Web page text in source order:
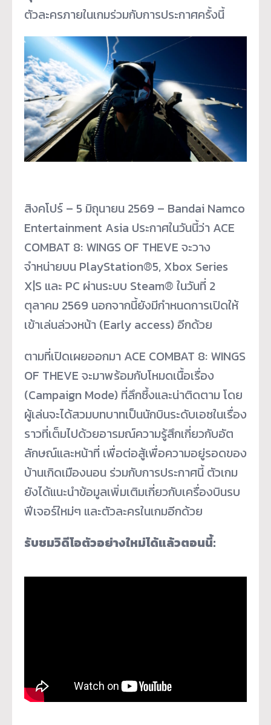
ตัวละครภายในเกมร่วมกับการประกาศครั้งนี้
สิงคโปร์ – 5 มิถุนายน 2569 – Bandai Namco
Entertainment Asia ประกาศในวันนี้ว่า ACE
COMBAT 8: WINGS OF THEVE จะวาง
จำหน่ายบน PlayStation®5, Xbox Series
X|S และ PC ผ่านระบบ Steam® ในวันที่ 2
ตุลาคม 2569 นอกจากนี้ยังมีกำหนดการเปิดให้
เข้าเล่นล่วงหน้า (Early access) อีกด้วย
ตามที่เปิดเผยออกมา ACE COMBAT 8: WINGS
OF THEVE จะมาพร้อมกับโหมดเนื้อเรื่อง
(Campaign Mode) ที่ลึกซึ้งและน่าติดตาม โดย
ผู้เล่นจะได้สวมบทบาทเป็นนักบินระดับเอซในเรื่อง
ราวที่เต็มไปด้วยอารมณ์ความรู้สึกเกี่ยวกับอัต
ลักษณ์และหน้าที่ เพื่อต่อสู้เพื่อความอยู่รอดของ
บ้านเกิดเมืองนอน ร่วมกับการประกาศนี้ ตัวเกม
ยังได้แนะนำข้อมูลเพิ่มเติมเกี่ยวกับเครื่องบินรบ
ฟีเจอร์ใหม่ๆ และตัวละครในเกมอีกด้วย
รับชมวิดีโอตัวอย่างใหม่ได้แล้วตอนนี้: